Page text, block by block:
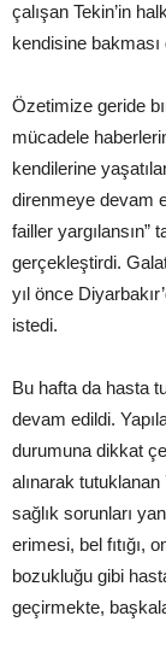
çalışan Tekin’in
kendisine
Özetimize geride
mücadele
kendilerine
direnmeye devam
failler yargılansın”
gerçekleştirdi.
yıl önce
istedi.
Bu hafta da hasta
devam edildi.
durumuna dikkat
alınarak tutuklanan
sağlık sorunları
erimesi, bel fıtığı,
bozukluğu gibi
geçirmekte,